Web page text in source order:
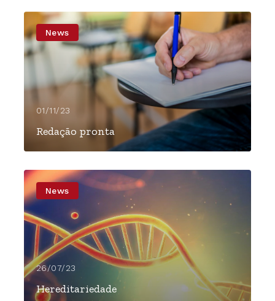
News
01/11/23
Redação pronta
News
26/07/23
Hereditariedade